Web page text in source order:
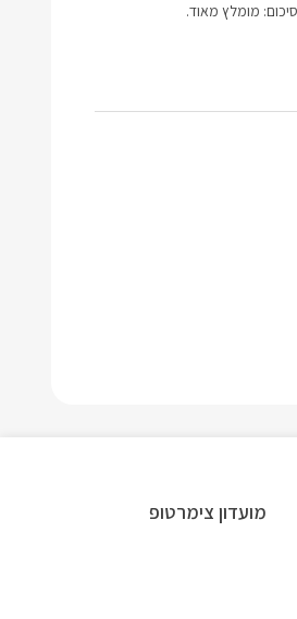
מומלץ מאוד.
מועדון צימרטופ